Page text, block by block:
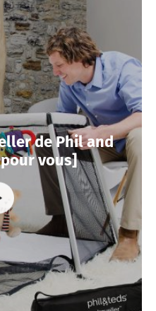
de Phil and
vous]